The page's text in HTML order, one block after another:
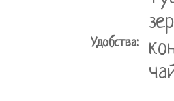
Удобства: